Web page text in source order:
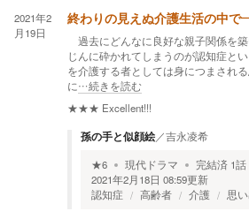
2021年2
月19日
終わりの見えぬ介護生活の中で
過去にどんなに良好な親子関係を
じんに砕かれてしまうのが認知症と
を介護する者としては身につまさ
に…続きを読む
★★★ Excellent!!!
孫の手と似顔絵／吉永凌希
★6 現代ドラマ 完結済 1話
2021年2月18日 08:59更新
認知症
高齢者 介護 思